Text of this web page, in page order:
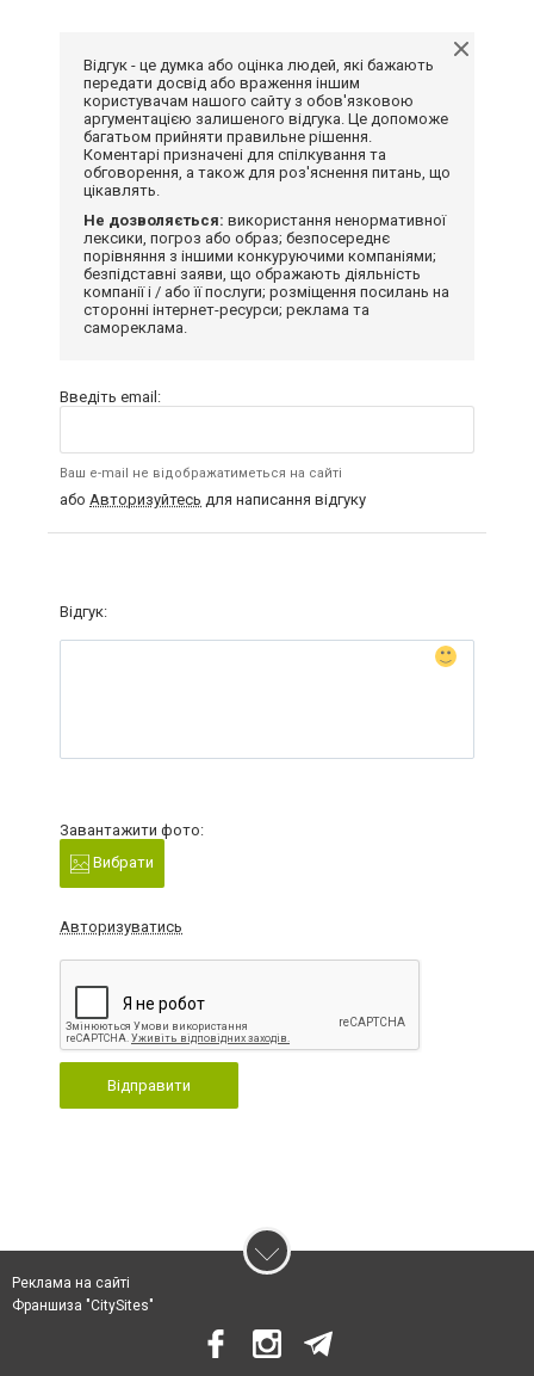
Відгук - це думка або оцінка людей, які бажають
передати досвід або враження іншим
користувачам нашого сайту з обов'язковою
аргументацією залишеного відгука. Це допоможе
багатьом прийняти правильне рішення.
Коментарі призначені для спілкування та
обговорення, а також для роз'яснення питань, що
цікавлять.
Не дозволяється: використання ненормативної
лексики, погроз або образ; безпосереднє
порівняння з іншими конкуруючими компаніями;
безпідставні заяви, що ображають діяльність
компанії і / або її послуги; розміщення посилань на
сторонні інтернет-ресурси; реклама та
самореклама.
Введіть email:
Ваш e-mail не відображатиметься на сайті
або Авторизуйтесь для написання відгуку
Відгук:
Завантажити фото:
Вибрати
Авторизуватись
Відправити
Реклама на сайті
Франшиза "CitySites"